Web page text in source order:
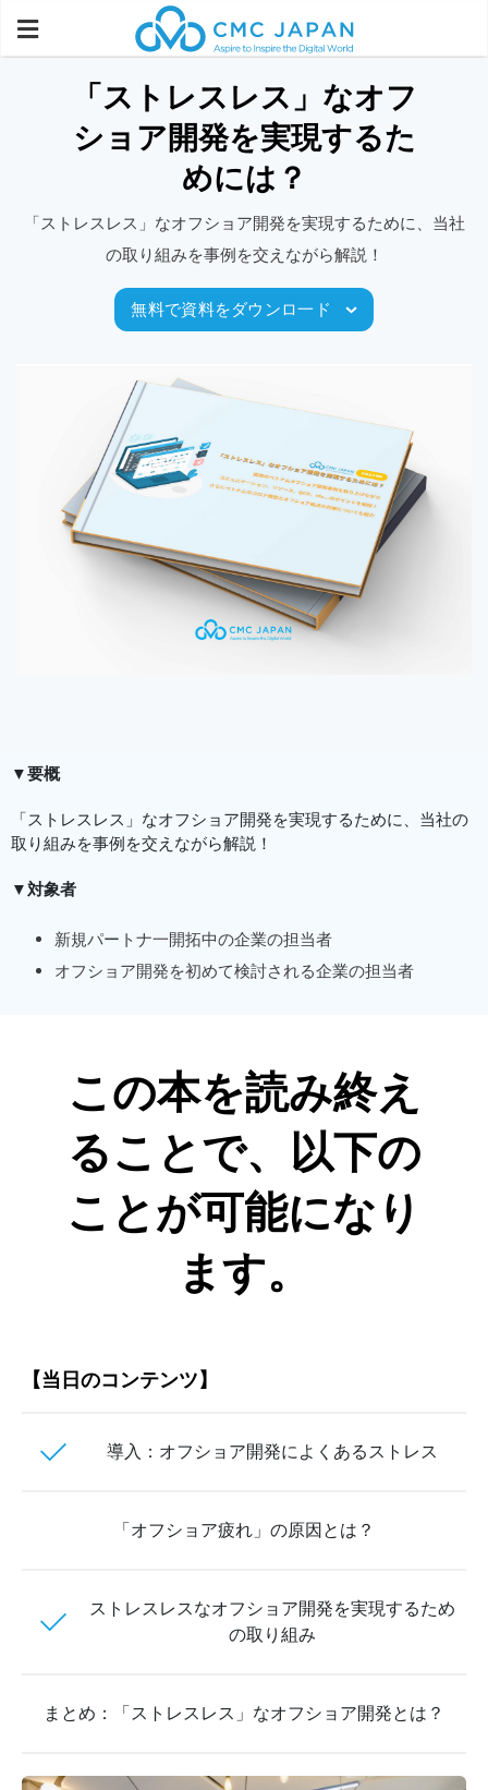
「ストレスレス」なオフ
ショア開発を実現するた
めには？
「ストレスレス」なオフショア開発を実現するために、当社
の取り組みを事例を交えながら解説！
無料で資料をダウンロ一ド
▼要概
「ストレスレス」なオフショア開発を実現するために、当社の
取り組みを事例を交えながら解説！
▼対象者
新規パートナ一開拓中の企業の担当者
オフショア開発を初めて検討される企業の担当者
この本を読み終え
ることで、以下の
ことが可能になり
ます。
【当日のコンテンツ】
導入：オフショア開発によくあるストレス
「オフショア疲れ」の原因とは？
ストレスレスなオフショア開発を実現するため
の取り組み
まとめ：「ストレスレス」なオフショア開発とは？